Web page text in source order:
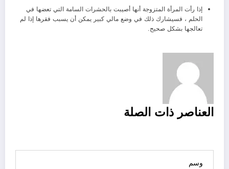
إذا رأت المرأة المتزوجة أنها أصيبت بالحشرات السامة التي تعضها في
الحلم ، فسيشارك ذلك في وضع مالي كبير يمكن أن يسبب فقرها إذا لم
تعالجها بشكل صحيح.
تصفح
العناصر ذات الصلة
وسم